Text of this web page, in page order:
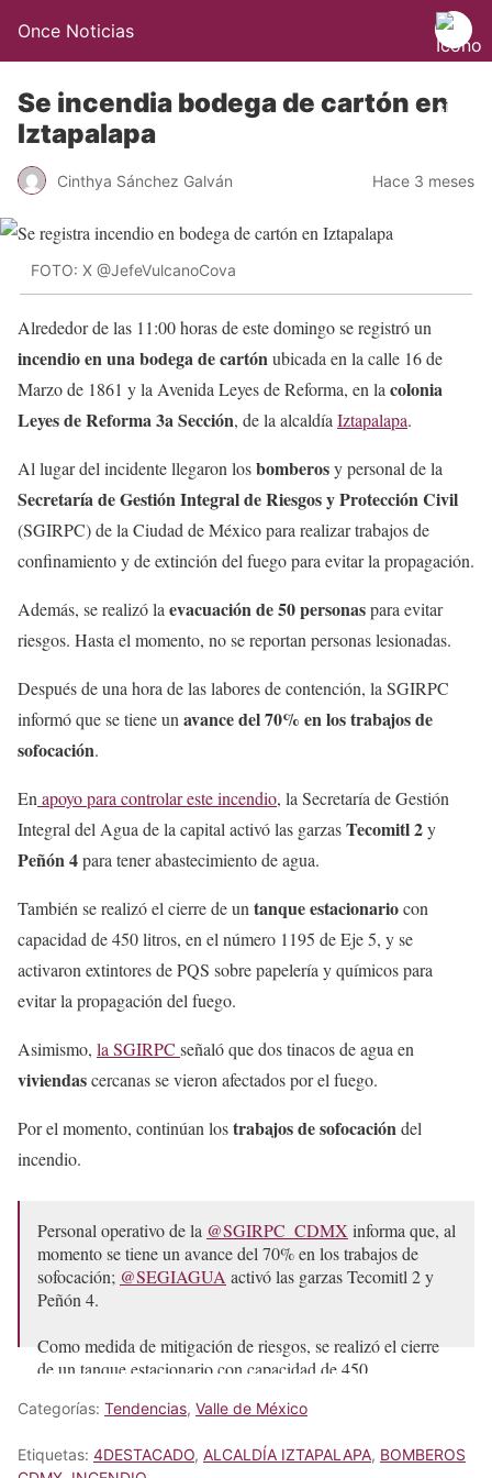
Once Noticias
Se incendia bodega de cartón en
Iztapalapa
Cinthya Sánchez Galván Hace 3 meses
FOTO: X @JefeVulcanoCova
Alrededor de las 11:00 horas de este domingo se registró un
incendio en una bodega de cartónubicada en la calle 16 de
Marzo de 1861 y la Avenida Leyes de Reforma, en la colonia
Leyes de Reforma 3a Sección, de la alcaldía Iztapalapa.
Al lugar del incidente llegaron losbomberosy personal de la
Secretaría de Gestión Integral de Riesgos y Protección Civil
(SGIRPC) de la Ciudad de México para realizar trabajos de
confinamiento y de extinción del fuego para evitar la propagación.
Además, se realizó la evacuación de 50 personaspara evitar
riesgos. Hasta el momento, no se reportan personas lesionadas.
Después de una hora de las labores de contención, la SGIRPC
informó que se tiene un avance del 70% en los trabajos de
sofocación.
En apoyo para controlar este incendio, la Secretaría de Gestión
Integral del Agua de la capital activó las garzasTecomitl 2y
Peñón 4para tener abastecimiento de agua.
También se realizó el cierre de un tanque estacionariocon
capacidad de 450 litros, en el número 1195 de Eje 5, y se
activaron extintores de PQS sobre papelería y químicos para
evitar la propagación del fuego.
Asimismo, la SGIRPC señaló que dos tinacos de agua en
viviendascercanas se vieron afectados por el fuego.
Por el momento, continúan lostrabajos de sofocacióndel
incendio.
Personal operativo de la @SGIRPC_CDMX informa que, al
momento se tiene un avance del 70% en los trabajos de
sofocación; @SEGIAGUA activó las garzas Tecomitl 2 y
Peñón 4.
Como medida de mitigación de riesgos, se realizó el cierre
de un tanque estacionario con capacidad de 450…
(@SGIRPC_CDMX)May 17, 2026
Categorías: Tendencias, Valle de México
Etiquetas: 4DESTACADO, ALCALDÍA IZTAPALAPA, BOMBEROS